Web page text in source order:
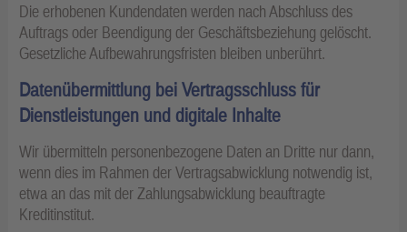
Die erhobenen Kundendaten werden nach Abschluss des
Auftrags oder Beendigung der Geschäftsbeziehung gelöscht.
Gesetzliche Aufbewahrungsfristen bleiben unberührt.
Datenübermittlung bei Vertragsschluss für
Dienstleistungen und digitale Inhalte
Wir übermitteln personenbezogene Daten an Dritte nur dann,
wenn dies im Rahmen der Vertragsabwicklung notwendig ist,
etwa an das mit der Zahlungsabwicklung beauftragte
Kreditinstitut.